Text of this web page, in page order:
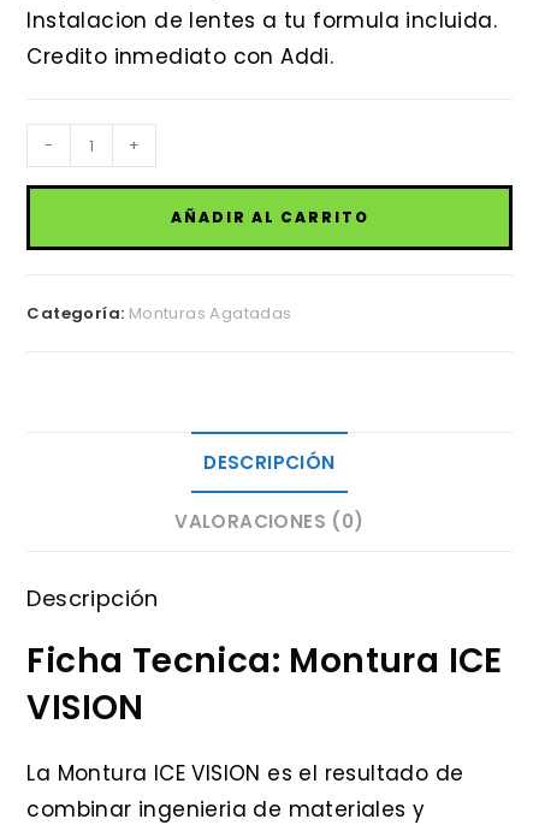
Instalacion de lentes a tu formula incluida.
Credito inmediato con Addi.
Montura
ICE
- +
AÑADIR AL CARRITO
Categoría: Monturas Agatadas
DESCRIPCIÓN
VALORACIONES (0)
Descripción
Ficha Tecnica: Montura ICE
VISION
La Montura ICE VISION es el resultado de
combinar ingenieria de materiales y